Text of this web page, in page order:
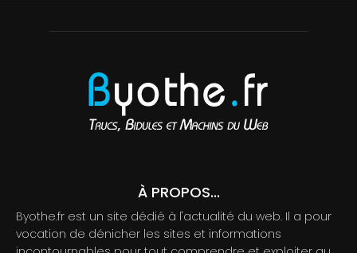
À PROPOS...
Byothe.fr est un site dédié à l'actualité du web. Il a pour
vocation de dénicher les sites et informations